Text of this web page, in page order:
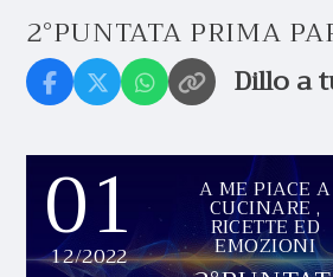
2°PUNTATA PRIMA
Dillo a
01
12/2022
A ME PIACE A
CUCINARE ,
RICETTE ED
EMOZIONI